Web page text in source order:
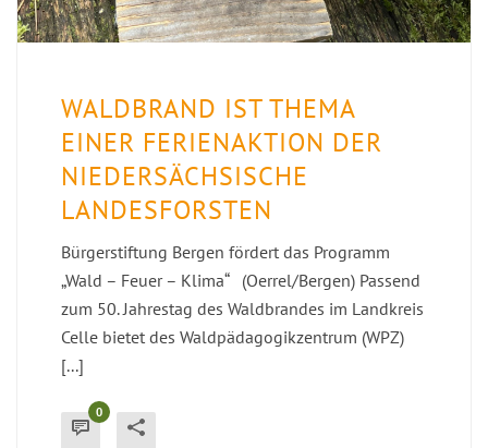
WALDBRAND IST THEMA
EINER FERIENAKTION DER
NIEDERSÄCHSISCHE
LANDESFORSTEN
Bürgerstiftung Bergen fördert das Programm
„Wald – Feuer – Klima“ (Oerrel/Bergen) Passend
zum 50. Jahrestag des Waldbrandes im Landkreis
Celle bietet des Waldpädagogikzentrum (WPZ)
[...]
0